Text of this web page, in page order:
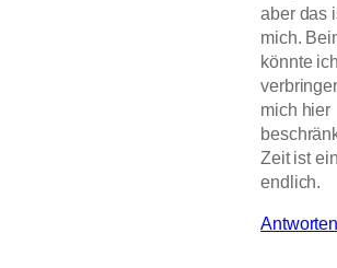
aber das
mich.
könnte
mich hier
Zeit ist
endlich.
Antworten